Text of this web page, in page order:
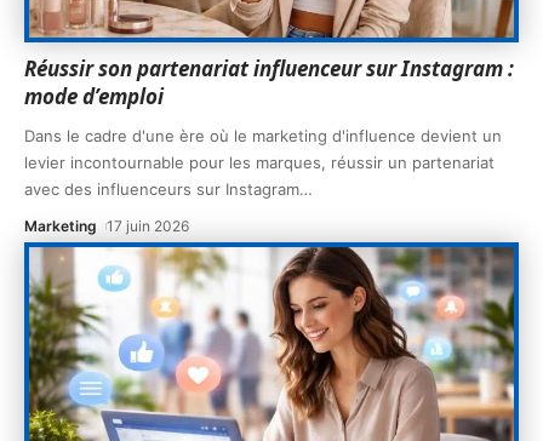
Réussir son partenariat influenceur sur Instagram :
mode d’emploi
Dans le cadre d'une ère où le marketing d'influence devient un
levier incontournable pour les marques, réussir un partenariat
avec des influenceurs sur Instagram…
Marketing 17 juin 2026